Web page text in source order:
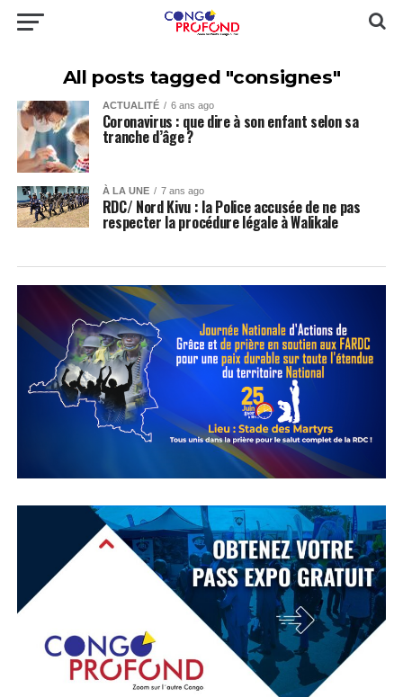
All posts tagged "consignes"
ACTUALITÉ 6 ans ago
Coronavirus : que dire à son enfant selon sa
tranche d’âge ?
À LA UNE 7 ans ago
RDC/ Nord Kivu : la Police accusée de ne pas
respecter la procédure légale à Walikale